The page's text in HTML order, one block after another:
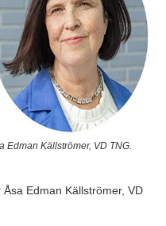
Edman Källströmer, VD TNG.
Edman Källströmer, VD